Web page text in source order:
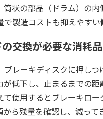
筒状の部品（ドラム）の
で製造コストも抑えやすい
交換が必要な消耗品
ブレーキディスクに押し
低下し、止まるまでの距
て使用するとブレーキロ
ら残量を確認し、減って